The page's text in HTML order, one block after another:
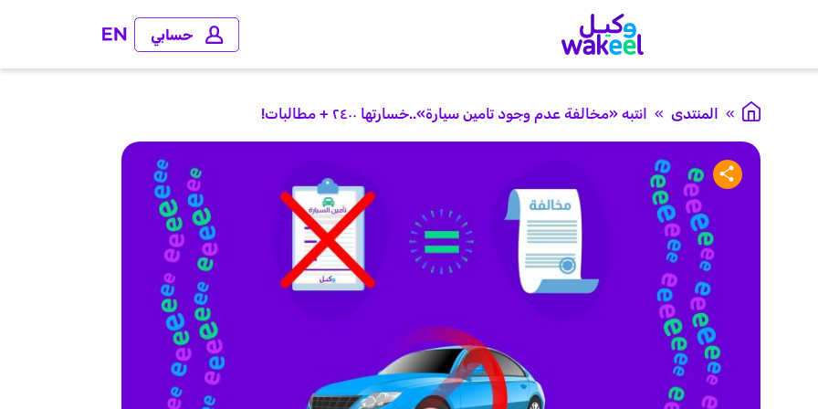
» المنتدى » انتبه «مخالفة عدم وجود تامين سيارة»..خسارتها ٢٤٠٠ + مطالبات!